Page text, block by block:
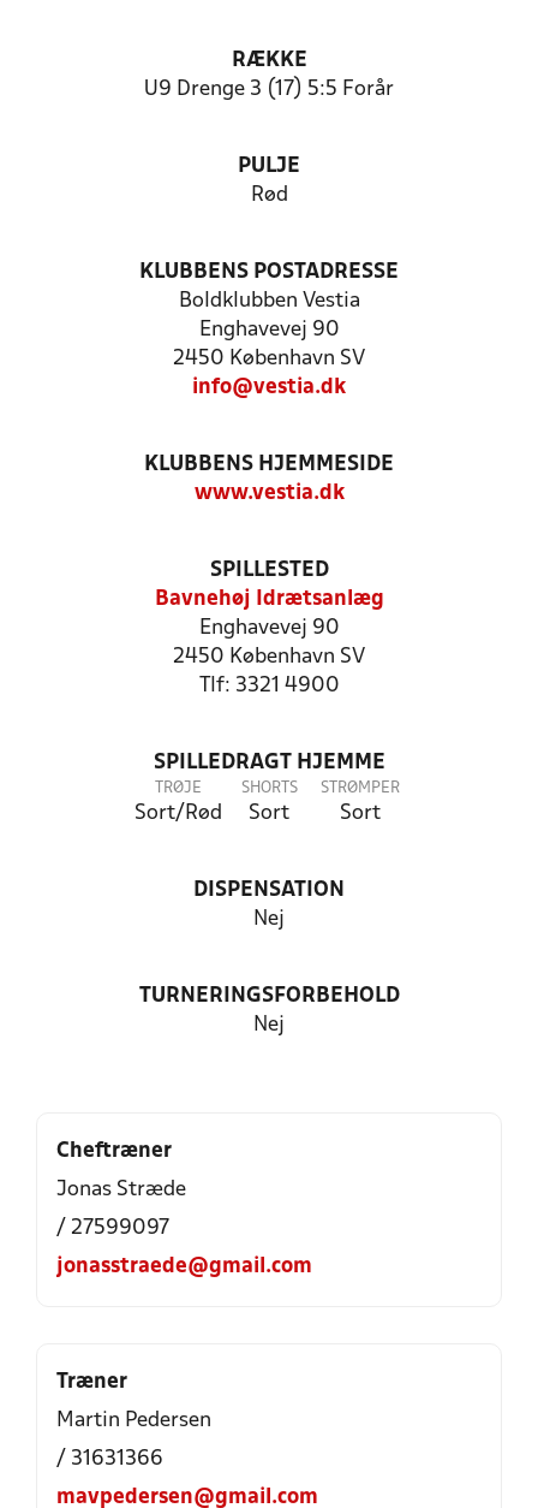
RÆKKE
U9 Drenge 3 (17) 5:5 Forår
PULJE
Rød
KLUBBENS POSTADRESSE
Boldklubben Vestia
Enghavevej 90
2450 København SV
info@vestia.dk
KLUBBENS HJEMMESIDE
www.vestia.dk
SPILLESTED
Bavnehøj Idrætsanlæg
Enghavevej 90
2450 København SV
Tlf: 3321 4900
SPILLEDRAGT HJEMME
TRØJE
Sort/Rød
SHORTS
Sort
STRØMPER
Sort
DISPENSATION
Nej
TURNERINGSFORBEHOLD
Nej
Cheftræner
Jonas Stræde
/ 27599097
jonasstraede@gmail.com
Træner
Martin Pedersen
/ 31631366
mavpedersen@gmail.com